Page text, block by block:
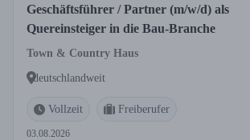
Geschäftsführer / Partner (m/w/d) als
Quereinsteiger in die Bau-Branche
Town & Country Haus
deutschlandweit
Vollzeit Freiberufer
03.08.2026